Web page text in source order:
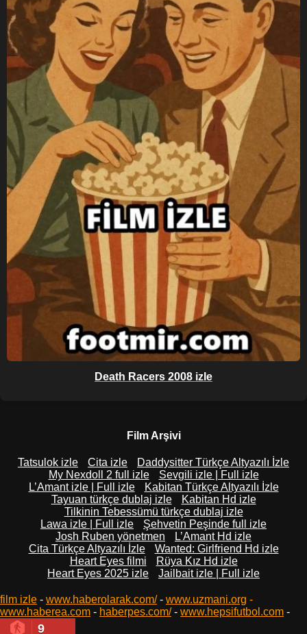
Death Racers 2008 izle
Film Arşivi
Tatsulok izle Cita izle
Daddysitter Türkçe Altyazılı İzle
My Nexdoll 2 full izle
Sevgili izle | Full izle
L’Amant izle | Full izle
Kabitan Türkçe Altyazılı İzle
Tayuan türkçe dublaj izle
Kabitan Hd izle
Tilkinin Tebessümü türkçe dublaj izle
Lawa izle | Full izle
Şehvetin Peşinde full izle
Josh Ruben yönetmen
L’Amant Hd izle
Cita Türkçe Altyazılı İzle
Wanted: Girlfriend Hd izle
Heart Eyes filmi
Rüya Kız Hd izle
Heart Eyes 2025 izle
Jailbait izle | Full izle
film izle - www.haberolarak.com/- www.uzmani.org -
www.haberea.com - haberpes.com/- www.hepsifutbol.com -
9